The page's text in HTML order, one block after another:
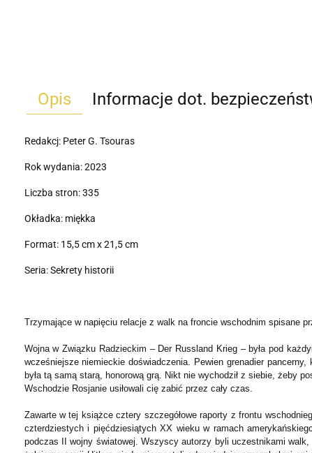
Opis Informacje dot.
Redakcj: Peter G. Tsouras
Rok wydania: 2023
Liczba stron: 335
Okładka: miękka
Format: 15,5 cm x 21,5 cm
Seria: Sekrety historii
Trzymające w napięciu relacje z walk na froncie wschodnim spisane
Wojna w Związku Radzieckim – Der Russland Krieg – była pod
wcześniejsze niemieckie doświadczenia. Pewien grenadier
była tą samą starą, honorową grą. Nikt nie wychodził z siebie, żeby
Wschodzie Rosjanie usiłowali cię zabić przez cały czas.
Zawarte w tej książce cztery szczegółowe raporty z frontu
czterdziestych i pięćdziesiątych XX wieku w ramach
podczas II wojny światowej. Wszyscy autorzy byli uczestnikami